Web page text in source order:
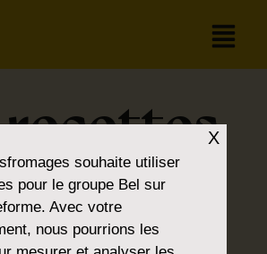
recettes
tous les
X
souhaite utiliser
pour le groupe Bel sur
Avec votre
nous pourrions les